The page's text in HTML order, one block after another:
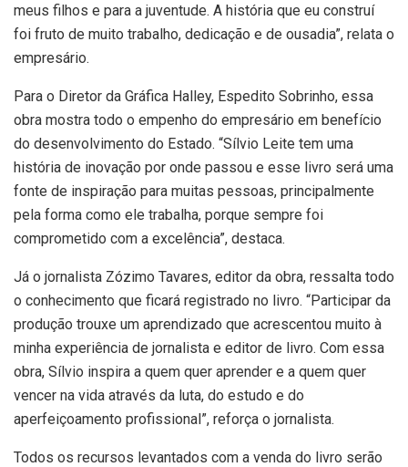
meus filhos e para a juventude. A história que eu construí
foi fruto de muito trabalho, dedicação e de ousadia”, relata o
empresário.
Para o Diretor da Gráfica Halley, Espedito Sobrinho, essa
obra mostra todo o empenho do empresário em benefício
do desenvolvimento do Estado. “Sílvio Leite tem uma
história de inovação por onde passou e esse livro será uma
fonte de inspiração para muitas pessoas, principalmente
pela forma como ele trabalha, porque sempre foi
comprometido com a excelência”, destaca.
Já o jornalista Zózimo Tavares, editor da obra, ressalta todo
o conhecimento que ficará registrado no livro. “Participar da
produção trouxe um aprendizado que acrescentou muito à
minha experiência de jornalista e editor de livro. Com essa
obra, Sílvio inspira a quem quer aprender e a quem quer
vencer na vida através da luta, do estudo e do
aperfeiçoamento profissional”, reforça o jornalista.
Todos os recursos levantados com a venda do livro serão